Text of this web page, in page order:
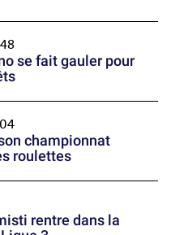
se fait gauler pour
championnat
roulettes
rentre dans la